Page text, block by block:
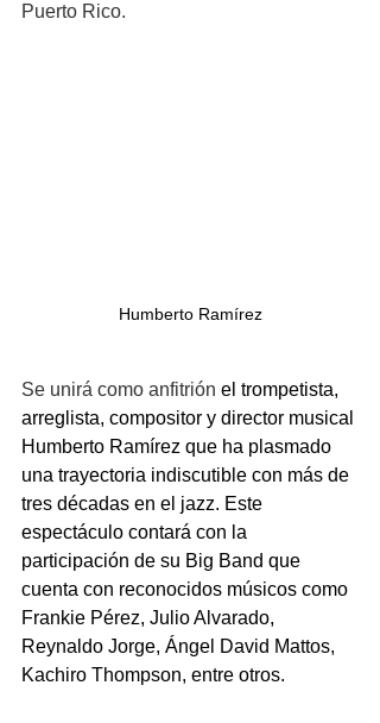
Puerto Rico.
Humberto Ramírez
Se unirá como anfitrión el trompetista,
arreglista, compositor y director musical
Humberto Ramírez que ha plasmado
una trayectoria indiscutible con más de
tres décadas en el jazz. Este
espectáculo contará con la
participación de su Big Band que
cuenta con reconocidos músicos como
Frankie Pérez, Julio Alvarado,
Reynaldo Jorge, Ángel David Mattos,
Kachiro Thompson, entre otros.